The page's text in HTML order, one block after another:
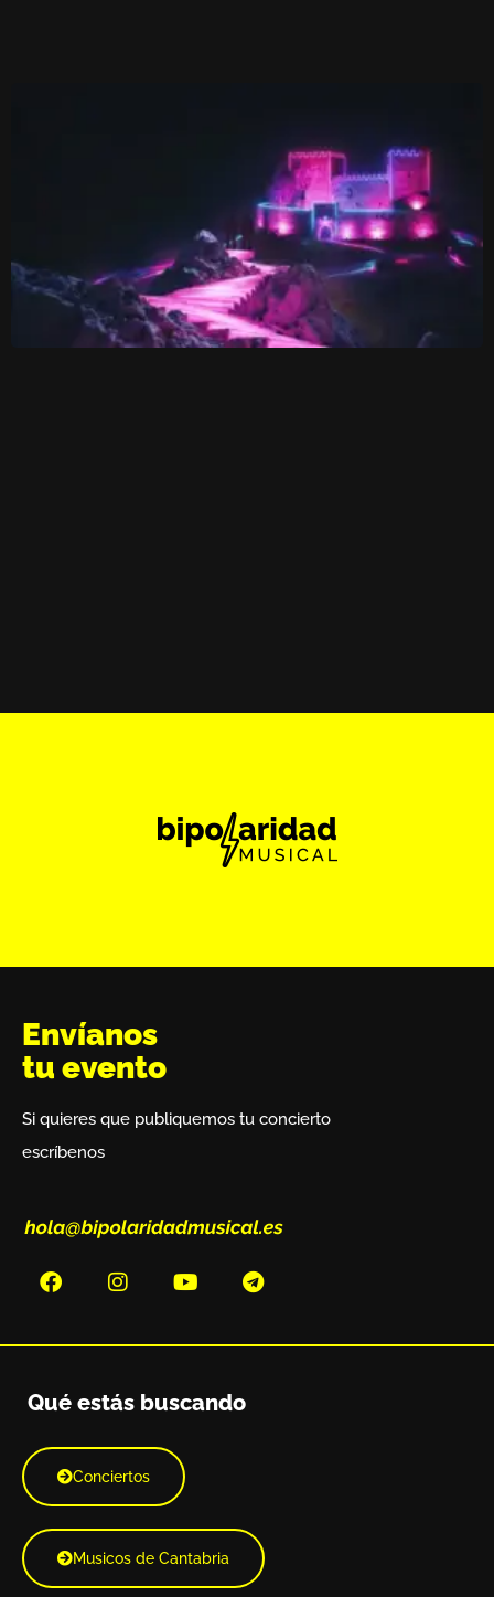
Envíanos
tu evento
Si quieres que publiquemos tu concierto
escríbenos
Qué estás buscando
Conciertos
Musicos de Cantabria